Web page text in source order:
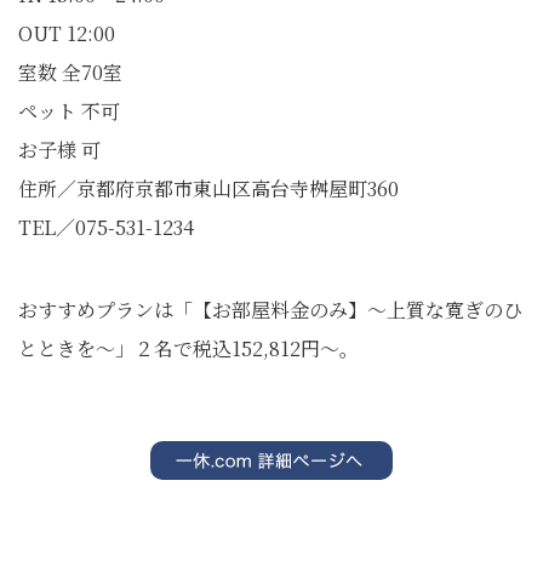
OUT 12:00
室数 全70室
ペット 不可
お子様 可
住所／京都府京都市東山区高台寺桝屋町360
TEL／075-531-1234
おすすめプランは「【お部屋料金のみ】～上質な寛ぎのひ
とときを～」２名で税込152,812円～。